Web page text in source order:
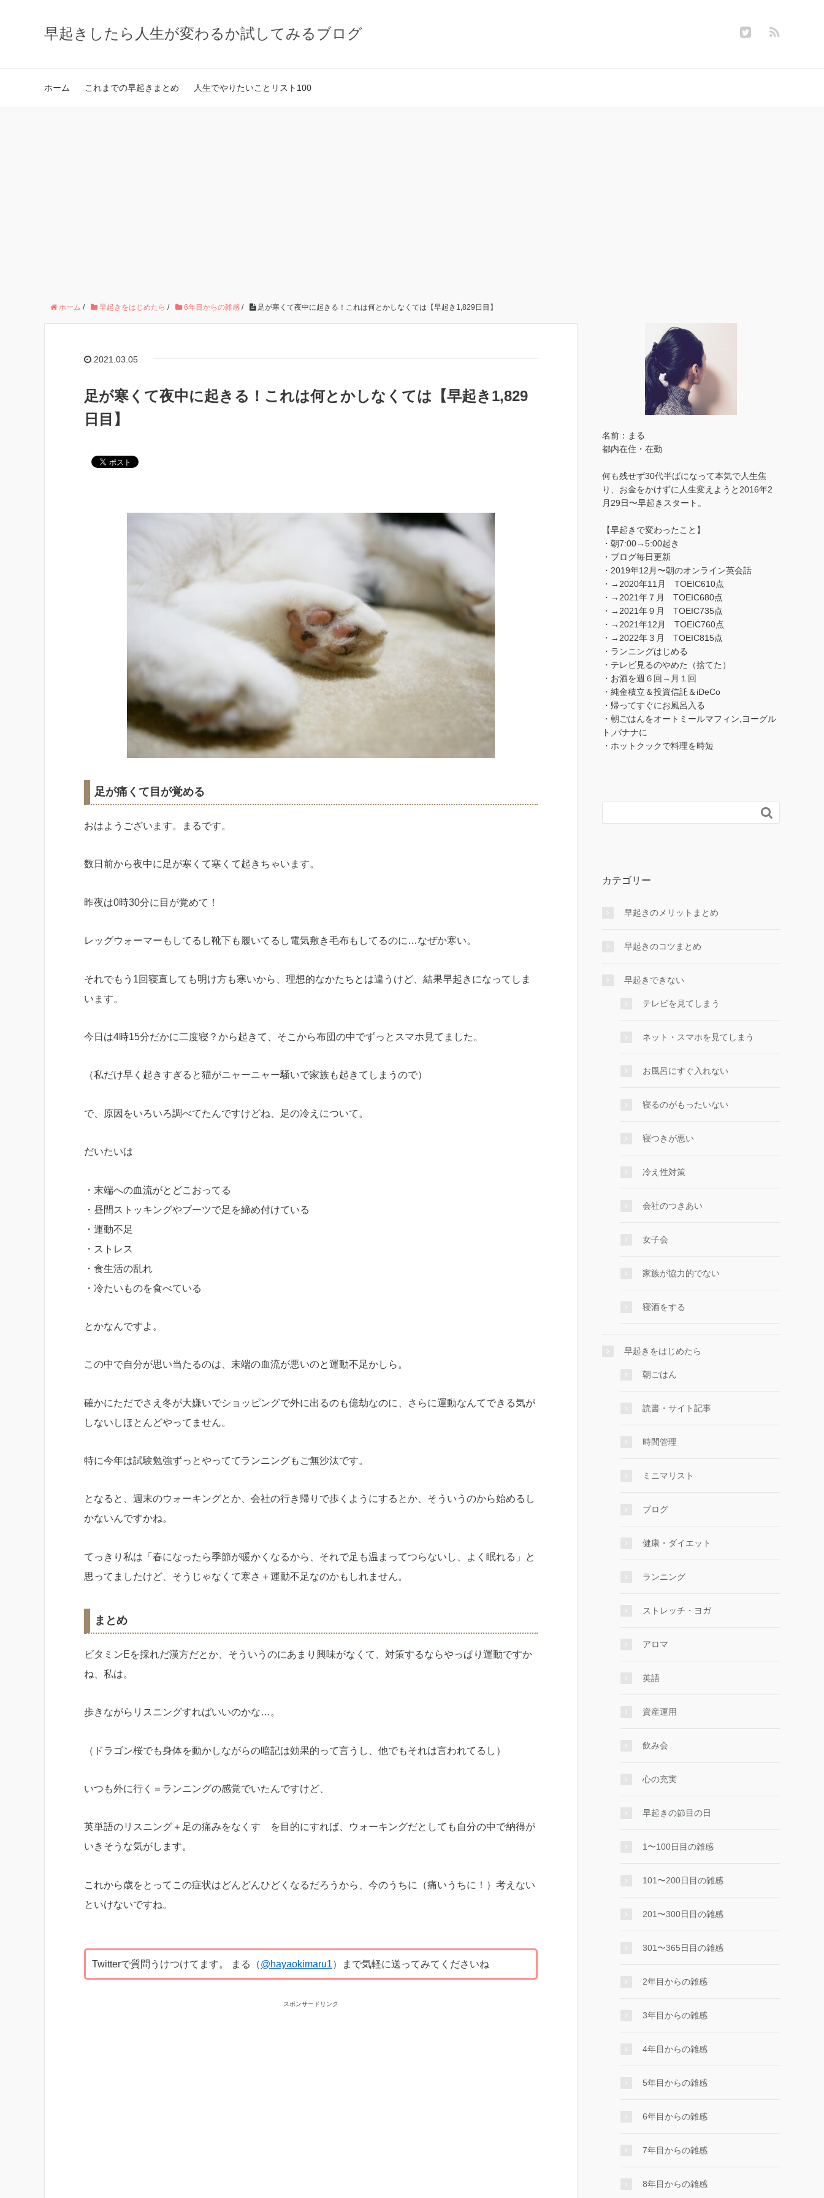
早起きしたら人生が変わるか試してみるブログ
ホーム これまでの早起きまとめ 人生でやりたいことリスト100
ホーム / 早起きをはじめたら / 6年目からの雑感 / 足が寒くて夜中に起きる！これは何とかしなくては【早起き1,829日目】
2021.03.05
足が寒くて夜中に起きる！これは何とかしなくては【早起き1,829
日目】
足が痛くて目が覚める
おはようございます。まるです。
数日前から夜中に足が寒くて寒くて起きちゃいます。
昨夜は0時30分に目が覚めて！
レッグウォーマーもしてるし靴下も履いてるし電気敷き毛布もしてるのに…なぜか寒い。
それでもう1回寝直しても明け方も寒いから、理想的なかたちとは違うけど、結果早起きになってしま
います。
今日は4時15分だかに二度寝？から起きて、そこから布団の中でずっとスマホ見てました。
（私だけ早く起きすぎると猫がニャーニャー騒いで家族も起きてしまうので）
で、原因をいろいろ調べてたんですけどね、足の冷えについて。
だいたいは
・末端への血流がとどこおってる
・昼間ストッキングやブーツで足を締め付けている
・運動不足
・ストレス
・食生活の乱れ
・冷たいものを食べている
とかなんですよ。
この中で自分が思い当たるのは、末端の血流が悪いのと運動不足かしら。
確かにただでさえ冬が大嫌いでショッピングで外に出るのも億劫なのに、さらに運動なんてできる気が
しないしほとんどやってません。
特に今年は試験勉強ずっとやっててランニングもご無沙汰です。
となると、週末のウォーキングとか、会社の行き帰りで歩くようにするとか、そういうのから始めるし
かないんですかね。
てっきり私は「春になったら季節が暖かくなるから、それで足も温まってつらないし、よく眠れる」と
思ってましたけど、そうじゃなくて寒さ＋運動不足なのかもしれません。
まとめ
ビタミンEを採れだ漢方だとか、そういうのにあまり興味がなくて、対策するならやっぱり運動ですか
ね、私は。
歩きながらリスニングすればいいのかな…。
（ドラゴン桜でも身体を動かしながらの暗記は効果的って言うし、他でもそれは言われてるし）
いつも外に行く＝ランニングの感覚でいたんですけど、
英単語のリスニング＋足の痛みをなくす を目的にすれば、ウォーキングだとしても自分の中で納得が
いきそうな気がします。
これから歳をとってこの症状はどんどんひどくなるだろうから、今のうちに（痛いうちに！）考えない
といけないですね。
Twitterで質問うけつけてます。 まる（@hayaokimaru1）まで気軽に送ってみてくださいね
スポンサードリンク
名前：まる
都内在住・在勤
何も残せず30代半ばになって本気で人生焦
り、お金をかけずに人生変えようと2016年2
月29日〜早起きスタート。
【早起きで変わったこと】
・朝7:00→5:00起き
・ブログ毎日更新
・2019年12月〜朝のオンライン英会話
・→2020年11月 TOEIC610点
・→2021年７月 TOEIC680点
・→2021年９月 TOEIC735点
・→2021年12月 TOEIC760点
・→2022年３月 TOEIC815点
・ランニングはじめる
・テレビ見るのやめた（捨てた）
・お酒を週６回→月１回
・純金積立＆投資信託＆iDeCo
・帰ってすぐにお風呂入る
・朝ごはんをオートミールマフィン,ヨーグル
ト,バナナに
・ホットクックで料理を時短

カテゴリー
早起きのメリットまとめ
早起きのコツまとめ
早起きできない
テレビを見てしまう
ネット・スマホを見てしまう
お風呂にすぐ入れない
寝るのがもったいない
寝つきが悪い
冷え性対策
会社のつきあい
女子会
家族が協力的でない
寝酒をする
早起きをはじめたら
朝ごはん
読書・サイト記事
時間管理
ミニマリスト
ブログ
健康・ダイエット
ランニング
ストレッチ・ヨガ
アロマ
英語
資産運用
飲み会
心の充実
早起きの節目の日
1〜100日目の雑感
101〜200日目の雑感
201〜300日目の雑感
301〜365日目の雑感
2年目からの雑感
3年目からの雑感
4年目からの雑感
5年目からの雑感
6年目からの雑感
7年目からの雑感
8年目からの雑感